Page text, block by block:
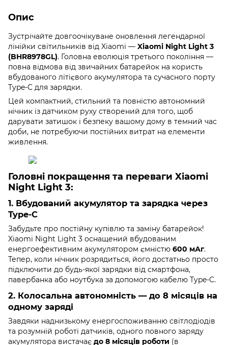
Опис
Зустрічайте довгоочікуване оновлення легендарної
лінійки світильників від Xiaomi — Xiaomi Night Light 3
(BHR8978GL). Головна еволюція третього покоління —
повна відмова від звичайних батарейок на користь
вбудованого літієвого акумулятора та сучасного порту
Type-C для зарядки.
Цей компактний, стильний та повністю автономний
нічник із датчиком руху створений для того, щоб
дарувати затишок і безпеку вашому дому в темний час
доби, не потребуючи постійних витрат на елементи
живлення.
Головні покращення та переваги Xiaomi
Night Light 3:
1. Вбудований акумулятор та зарядка через
Type-C
Забудьте про постійну купівлю та заміну батарейок!
Xiaomi Night Light 3 оснащений вбудованим
енергоефективним акумулятором ємністю 600 мАг.
Тепер, коли нічник розрядиться, його достатньо просто
підключити до будь-якої зарядки від смартфона,
павербанка або ноутбука за допомогою кабелю Type-C.
2. Колосальна автономність — до 8 місяців на
одному заряді
Завдяки наднизькому енергоспоживанню світлодіодів
та розумній роботі датчиків, одного повного заряду
акумулятора вистачає до 8 місяців роботи (в